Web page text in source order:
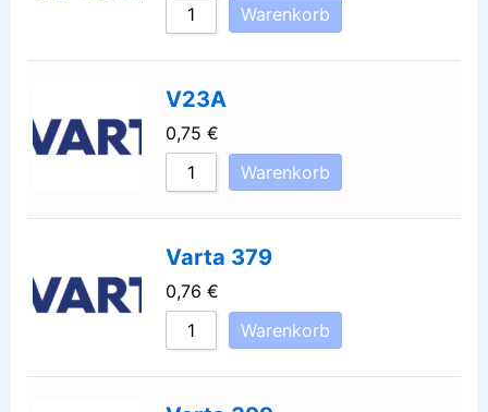
Warenkorb
V23A
0,75 €
Warenkorb
Varta 379
0,76 €
Warenkorb